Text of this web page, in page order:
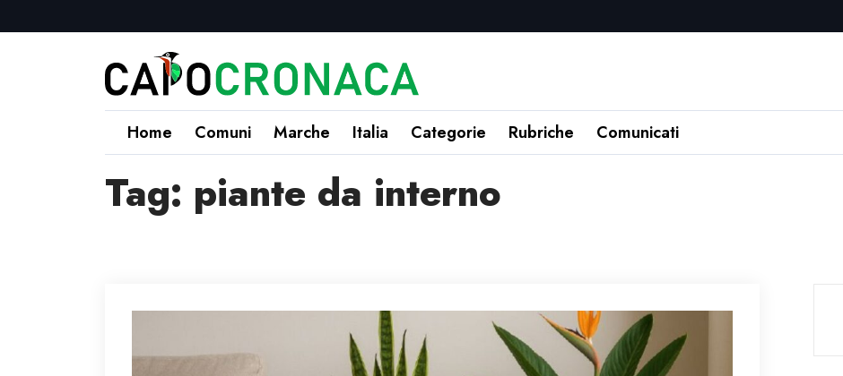
Home Comuni Marche Italia Categorie Rubriche Comunicati
Tag: piante da interno